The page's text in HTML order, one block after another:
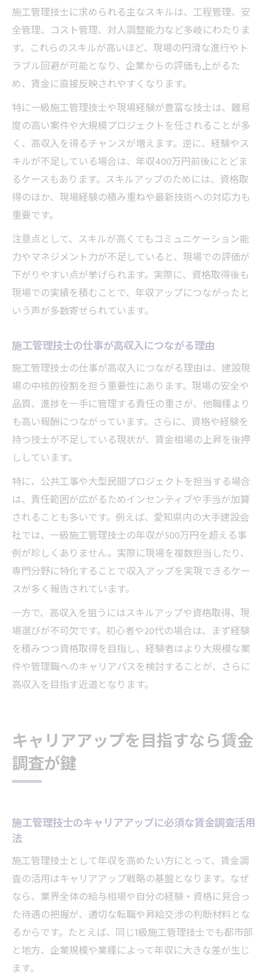
施工管理技士に求められる主なスキルは、工程管理、安
全管理、コスト管理、対人調整能力など多岐にわたりま
す。これらのスキルが高いほど、現場の円滑な進行やト
ラブル回避が可能となり、企業からの評価も上がるた
め、賃金に直接反映されやすくなります。
特に一級施工管理技士や現場経験が豊富な技士は、難易
度の高い案件や大規模プロジェクトを任されることが多
く、高収入を得るチャンスが増えます。逆に、経験やス
キルが不足している場合は、年収400万円前後にとどま
るケースもあります。スキルアップのためには、資格取
得のほか、現場経験の積み重ねや最新技術への対応力も
重要です。
注意点として、スキルが高くてもコミュニケーション能
力やマネジメント力が不足していると、現場での評価が
下がりやすい点が挙げられます。実際に、資格取得後も
現場での実績を積むことで、年収アップにつながったと
いう声が多数寄せられています。
施工管理技士の仕事が高収入につながる理由
施工管理技士の仕事が高収入につながる理由は、建設現
場の中核的役割を担う重要性にあります。現場の安全や
品質、進捗を一手に管理する責任の重さが、他職種より
も高い報酬につながっています。さらに、資格や経験を
持つ技士が不足している現状が、賃金相場の上昇を後押
ししています。
特に、公共工事や大型民間プロジェクトを担当する場合
は、責任範囲が広がるためインセンティブや手当が加算
されることも多いです。例えば、愛知県内の大手建設会
社では、一級施工管理技士の年収が500万円を超える事
例が珍しくありません。実際に現場を複数担当したり、
専門分野に特化することで収入アップを実現できるケー
スが多く報告されています。
一方で、高収入を狙うにはスキルアップや資格取得、現
場選びが不可欠です。初心者や20代の場合は、まず経験
を積みつつ資格取得を目指し、経験者はより大規模な案
件や管理職へのキャリアパスを検討することが、さらに
高収入を目指す近道となります。
キャリアアップを目指すなら賃金
調査が鍵
施工管理技士のキャリアアップに必須な賃金調査活用
法
施工管理技士として年収を高めたい方にとって、賃金調
査の活用はキャリアアップ戦略の基盤となります。なぜ
なら、業界全体の給与相場や自分の経験・資格に見合っ
た待遇の把握が、適切な転職や昇給交渉の判断材料とな
るからです。たとえば、同じ1級施工管理技士でも都市部
と地方、企業規模や業種によって年収に大きな差が生じ
ます。